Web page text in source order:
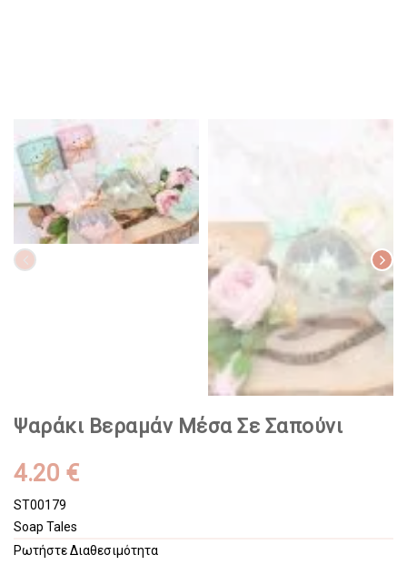
Ψαράκι Βεραμάν Μέσα Σε Σαπούνι
4.20 €
ST00179
Soap Tales
Ρωτήστε Διαθεσιμότητα